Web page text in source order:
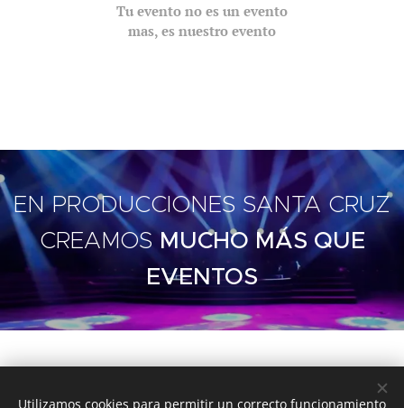
Tu evento no es un evento
mas, es nuestro evento
EN PRODUCCIONES SANTA CRUZ
CREAMOSMUCHO MÁS QUE
EVENTOS
Utilizamos cookies para permitir un correcto funcionamiento